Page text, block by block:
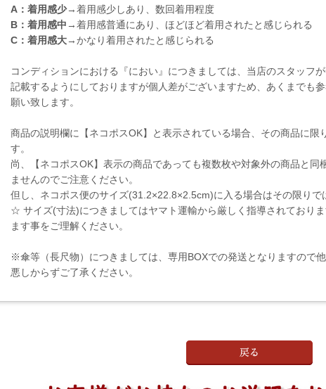
A：着用感少→着用感少しあり、数回着用程度
B：着用感中→着用感普通にあり、ほどほど着用されたと感じられる
C：着用感大→かなり着用されたと感じられる
コンディションにおける『におい』につきましては、当店のスタッフ
記載するようにしておりますが個人差がございますため、あくまでも
願い致します。
商品の説明欄に【ネコポスOK】と表示されている場合、その商品に限
す。
尚、【ネコポスOK】表示の商品であっても複数枚や対象外の商品と同
ませんのでご注意ください。
但し、ネコポス便のサイズ(31.2×22.8×2.5cm)に入る場合はその限りで
☆ サイズ(寸法)につきましてはヤマト運輸から厳しく指導されており
ます事をご理解ください。
※傘等（長尺物）につきましては、専用BOXでの発送となりますので
悪しからずご了承ください。